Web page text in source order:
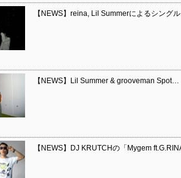
【NEWS】reina, Lil Summerによるシング
【NEWS】Lil Summer & grooveman Spot…
【NEWS】DJ KRUTCHの「Mygem